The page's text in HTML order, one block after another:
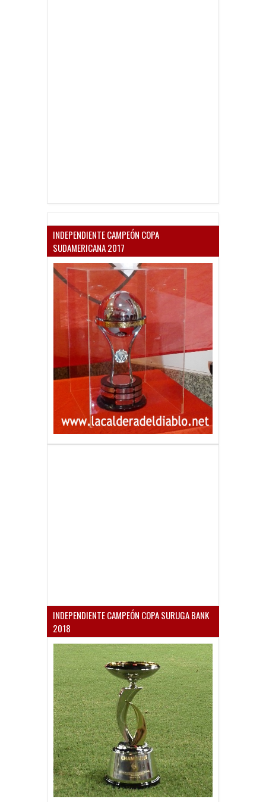
INDEPENDIENTE CAMPEÓN COPA
SUDAMERICANA 2017
INDEPENDIENTE CAMPEÓN COPA SURUGA BANK
2018